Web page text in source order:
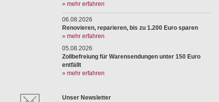
» mehr erfahren
06.08.2026
Renovieren, reparieren, bis zu 1.200 Euro sparen
» mehr erfahren
05.08.2026
Zollbefreiung für Warensendungen unter 150 Euro
entfällt
» mehr erfahren
Unser Newsletter